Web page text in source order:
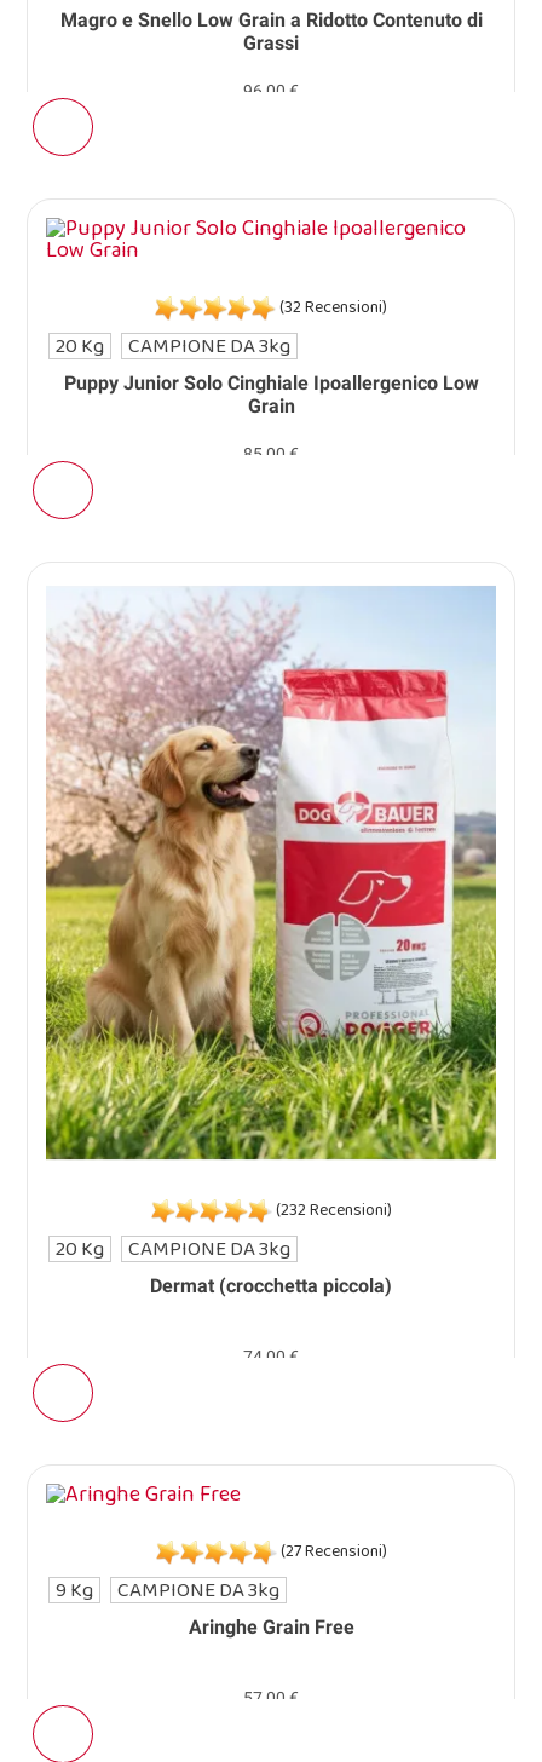
Magro e Snello Low Grain a Ridotto Contenuto di
Grassi
96,00 €
Puppy Junior Solo Cinghiale Ipoallergenico Low
Grain
(32 Recensioni)
85,00 €
20 Kg CAMPIONE DA 3kg
Dermat (crocchetta piccola)
(232 Recensioni)
74,00 €
20 Kg CAMPIONE DA 3kg
Aringhe Grain Free
(27 Recensioni)
57,00 €
9 Kg CAMPIONE DA 3kg